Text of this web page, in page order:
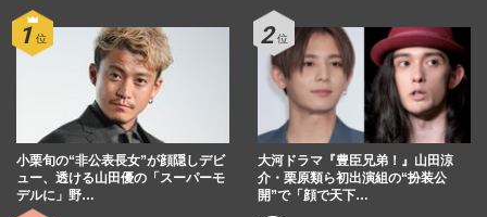
小栗旬の“非公表長女”が顔隠しデビ
ュー、透ける山田優の「スーパーモ
デルに」野…
大河ドラマ『豊臣兄弟！』山田涼
介・栗原類ら初出演組の“扮装公
開”で「顔で天下…